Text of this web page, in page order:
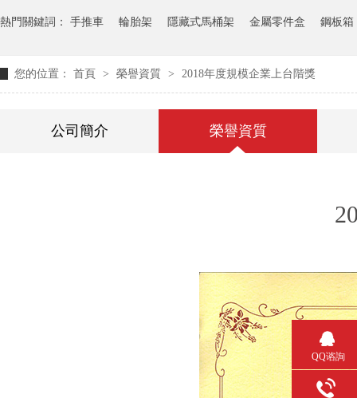
熱門關鍵詞： 手推車 輪胎架 隱藏式馬桶架 金屬零件盒 鋼板箱
您的位置： 首頁 > 榮譽資質 > 2018年度規模企業上台階獎
公司簡介 榮譽資質
QQ谘詢